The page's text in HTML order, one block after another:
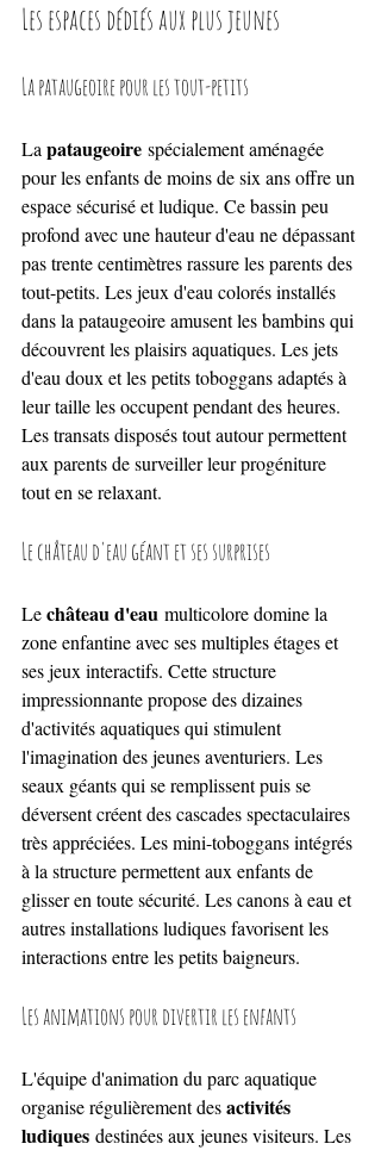
Les espaces dédiés aux plus jeunes
La pataugeoire pour les tout-petits
La pataugeoire spécialement aménagée
pour les enfants de moins de six ans offre un
espace sécurisé et ludique. Ce bassin peu
profond avec une hauteur d'eau ne dépassant
pas trente centimètres rassure les parents des
tout-petits. Les jeux d'eau colorés installés
dans la pataugeoire amusent les bambins qui
découvrent les plaisirs aquatiques. Les jets
d'eau doux et les petits toboggans adaptés à
leur taille les occupent pendant des heures.
Les transats disposés tout autour permettent
aux parents de surveiller leur progéniture
tout en se relaxant.
Le château d'eau géant et ses surprises
Le château d'eau multicolore domine la
zone enfantine avec ses multiples étages et
ses jeux interactifs. Cette structure
impressionnante propose des dizaines
d'activités aquatiques qui stimulent
l'imagination des jeunes aventuriers. Les
seaux géants qui se remplissent puis se
déversent créent des cascades spectaculaires
très appréciées. Les mini-toboggans intégrés
à la structure permettent aux enfants de
glisser en toute sécurité. Les canons à eau et
autres installations ludiques favorisent les
interactions entre les petits baigneurs.
Les animations pour divertir les enfants
L'équipe d'animation du parc aquatique
organise régulièrement des activités
ludiques destinées aux jeunes visiteurs. Les